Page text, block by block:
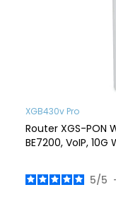
XGB430v Pro
Router XGS-PON
BE7200, VoIP, 10G
5/5